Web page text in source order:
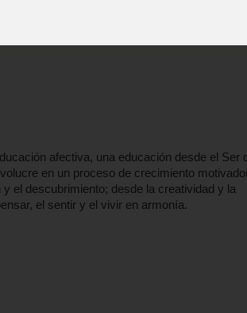
afectiva, una educación desde el Ser
en un proceso de crecimiento
el descubrimiento; desde la creatividad y la
el sentir y el vivir en armonía.